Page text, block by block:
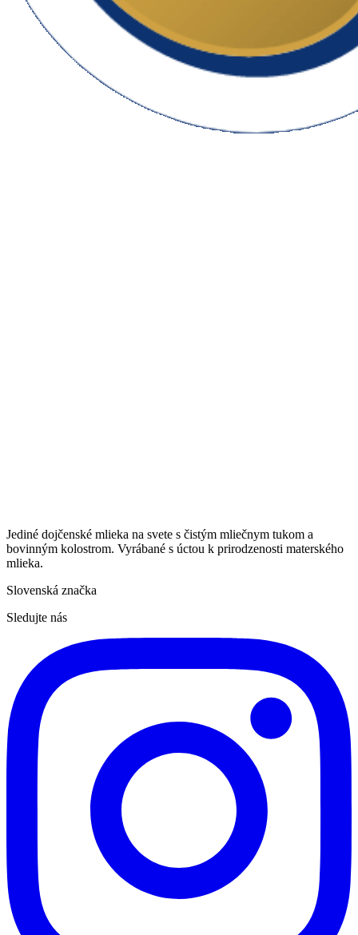
Jediné dojčenské mlieka na svete s čistým mliečnym tukom a
bovinným kolostrom. Vyrábané s úctou k prirodzenosti materského
mlieka.
Slovenská značka
Sledujte nás